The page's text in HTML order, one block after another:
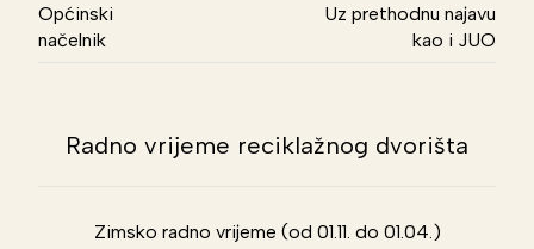
Općinski
načelnik
Uz prethodnu najavu
kao i JUO
Radno vrijeme reciklažnog dvorišta
Zimsko radno vrijeme (od 01.11. do 01.04.)